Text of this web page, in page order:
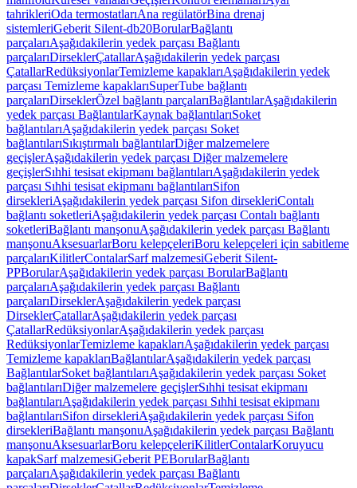
tahrikleriOda termostatlarıAna regülatörBina drenaj
sistemleriGeberit Silent-db20BorularBağlantı
parçalarıAşağıdakilerin yedek parçası Bağlantı
parçalarıDirseklerÇatallarAşağıdakilerin yedek parçası
ÇatallarRedüksiyonlarTemizleme kapaklarıAşağıdakilerin yedek
parçası Temizleme kapaklarıSuperTube bağlantı
parçalarıDirseklerÖzel bağlantı parçalarıBağlantılarAşağıdakilerin
yedek parçası BağlantılarKaynak bağlantılarıSoket
bağlantılarıAşağıdakilerin yedek parçası Soket
bağlantılarıSıkıştırmalı bağlantılarDiğer malzemelere
geçişlerAşağıdakilerin yedek parçası Diğer malzemelere
geçişlerSıhhi tesisat ekipmanı bağlantılarıAşağıdakilerin yedek
parçası Sıhhi tesisat ekipmanı bağlantılarıSifon
dirsekleriAşağıdakilerin yedek parçası Sifon dirsekleriContalı
bağlantı soketleriAşağıdakilerin yedek parçası Contalı bağlantı
soketleriBağlantı manşonuAşağıdakilerin yedek parçası Bağlantı
manşonuAksesuarlarBoru kelepçeleriBoru kelepçeleri için sabitleme
parçalarıKilitlerContalarSarf malzemesiGeberit Silent-
PPBorularAşağıdakilerin yedek parçası BorularBağlantı
parçalarıAşağıdakilerin yedek parçası Bağlantı
parçalarıDirseklerAşağıdakilerin yedek parçası
DirseklerÇatallarAşağıdakilerin yedek parçası
ÇatallarRedüksiyonlarAşağıdakilerin yedek parçası
RedüksiyonlarTemizleme kapaklarıAşağıdakilerin yedek parçası
Temizleme kapaklarıBağlantılarAşağıdakilerin yedek parçası
BağlantılarSoket bağlantılarıAşağıdakilerin yedek parçası Soket
bağlantılarıDiğer malzemelere geçişlerSıhhi tesisat ekipmanı
bağlantılarıAşağıdakilerin yedek parçası Sıhhi tesisat ekipmanı
bağlantılarıSifon dirsekleriAşağıdakilerin yedek parçası Sifon
dirsekleriBağlantı manşonuAşağıdakilerin yedek parçası Bağlantı
manşonuAksesuarlarBoru kelepçeleriKilitlerContalarKoruyucu
kapakSarf malzemesiGeberit PEBorularBağlantı
parçalarıAşağıdakilerin yedek parçası Bağlantı